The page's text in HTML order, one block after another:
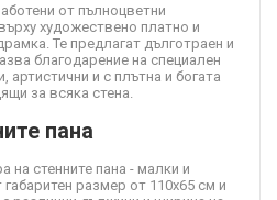
от пълноцветни
художествено платно и
Те предлагат дълготраен и
благодарение на специален
артистични и с плътна и богата
за всяка стена.
пана
на стенните пана - малки и
размер от 110х65 см и